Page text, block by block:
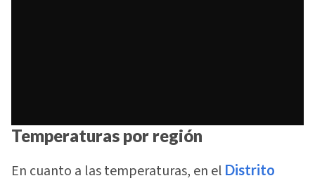
Temperaturas por región
En cuanto a las temperaturas, en el Distrito